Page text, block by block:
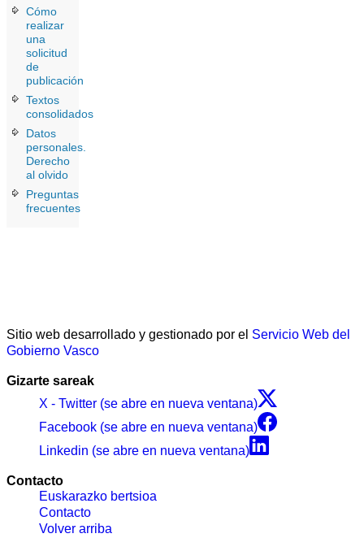
Cómo
realizar
una
solicitud
de
publicación
Textos
consolidados
Datos
personales.
Derecho
al olvido
Preguntas
frecuentes
Sitio web desarrollado y gestionado por el Servicio Web del
Gobierno Vasco
Gizarte sareak
X - Twitter (se abre en nueva ventana)
Facebook (se abre en nueva ventana)
Linkedin (se abre en nueva ventana)
Contacto
Euskarazko bertsioa
Contacto
Volver arriba